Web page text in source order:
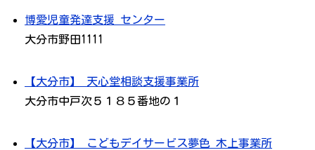
博愛児童発達支援 センター
大分市野田1111
【大分市】 天心堂相談支援事業所
大分市中戸次５１８５番地の１
【大分市】 こどもデイサービス夢色 木上事業所